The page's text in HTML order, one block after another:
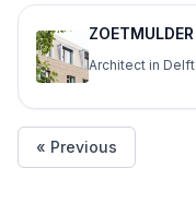
ZOETMULDER
Architect in Delft
« Previous